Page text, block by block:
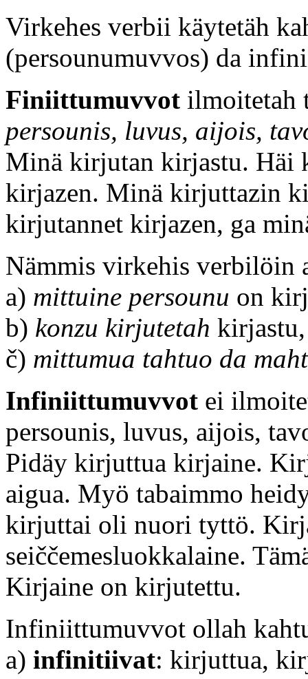
Virkehes verbii käytetäh
(persounumuvvos) da
Finiittumuvvot ilmoitetah
persounis, luvus, aijois,
Minä kirjutan kirjastu.
kirjazen. Minä kirjuttazin
kirjutannet kirjazen, ga
Nämmis virkehis verbilöin
a) mittuine persounu on
b) konzu kirjutetah
č) mittumua tahtuo da
Infiniittumuvvot ei
persounis, luvus, aijois,
Pidäy kirjuttua kirjaine.
aigua. Myö tabaimmo
kirjuttai oli nuori tyttö.
seiččemesluokkalaine.
Kirjaine on kirjutettu.
Infiniittumuvvot ollah
a) infinitiivat: kirjuttua,